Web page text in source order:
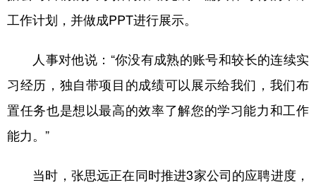
工作计划，并做成PPT进行展示。
人事对他说：“你没有成熟的账号和较长的连续实
习经历，独自带项目的成绩可以展示给我们，我们布
置任务也是想以最高的效率了解您的学习能力和工作
能力。”
当时，张思远正在同时推进3家公司的应聘进度，